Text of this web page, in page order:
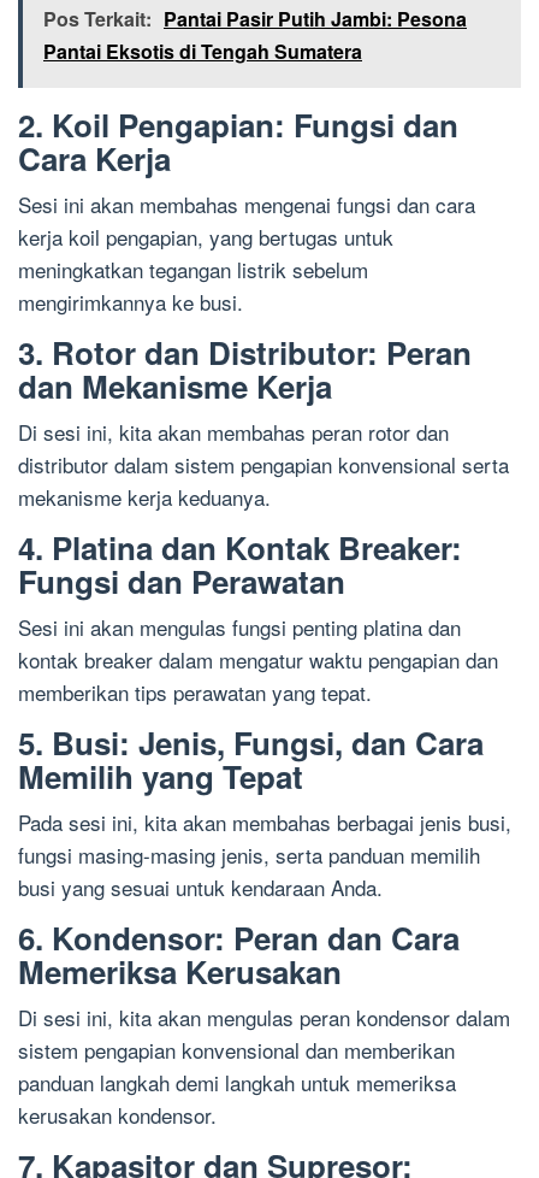
Pos Terkait: Pantai Pasir Putih Jambi: Pesona
Pantai Eksotis di Tengah Sumatera
2. Koil Pengapian: Fungsi dan
Cara Kerja
Sesi ini akan membahas mengenai fungsi dan cara
kerja koil pengapian, yang bertugas untuk
meningkatkan tegangan listrik sebelum
mengirimkannya ke busi.
3. Rotor dan Distributor: Peran
dan Mekanisme Kerja
Di sesi ini, kita akan membahas peran rotor dan
distributor dalam sistem pengapian konvensional serta
mekanisme kerja keduanya.
4. Platina dan Kontak Breaker:
Fungsi dan Perawatan
Sesi ini akan mengulas fungsi penting platina dan
kontak breaker dalam mengatur waktu pengapian dan
memberikan tips perawatan yang tepat.
5. Busi: Jenis, Fungsi, dan Cara
Memilih yang Tepat
Pada sesi ini, kita akan membahas berbagai jenis busi,
fungsi masing-masing jenis, serta panduan memilih
busi yang sesuai untuk kendaraan Anda.
6. Kondensor: Peran dan Cara
Memeriksa Kerusakan
Di sesi ini, kita akan mengulas peran kondensor dalam
sistem pengapian konvensional dan memberikan
panduan langkah demi langkah untuk memeriksa
kerusakan kondensor.
7. Kapasitor dan Supresor: